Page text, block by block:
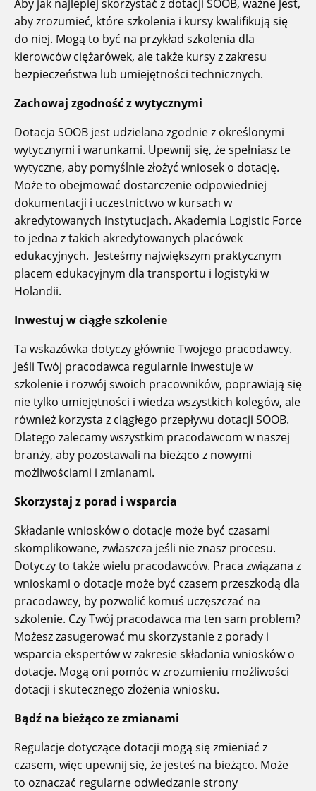
Aby jak najlepiej skorzystać z dotacji SOOB, ważne jest,
aby zrozumieć, które szkolenia i kursy kwalifikują się
do niej. Mogą to być na przykład szkolenia dla
kierowców ciężarówek, ale także kursy z zakresu
bezpieczeństwa lub umiejętności technicznych.
Zachowaj zgodność z wytycznymi
Dotacja SOOB jest udzielana zgodnie z określonymi
wytycznymi i warunkami. Upewnij się, że spełniasz te
wytyczne, aby pomyślnie złożyć wniosek o dotację.
Może to obejmować dostarczenie odpowiedniej
dokumentacji i uczestnictwo w kursach w
akredytowanych instytucjach. Akademia Logistic Force
to jedna z takich akredytowanych placówek
edukacyjnych. Jesteśmy największym praktycznym
placem edukacyjnym dla transportu i logistyki w
Holandii.
Inwestuj w ciągłe szkolenie
Ta wskazówka dotyczy głównie Twojego pracodawcy.
Jeśli Twój pracodawca regularnie inwestuje w
szkolenie i rozwój swoich pracowników, poprawiają się
nie tylko umiejętności i wiedza wszystkich kolegów, ale
również korzysta z ciągłego przepływu dotacji SOOB.
Dlatego zalecamy wszystkim pracodawcom w naszej
branży, aby pozostawali na bieżąco z nowymi
możliwościami i zmianami.
Skorzystaj z porad i wsparcia
Składanie wniosków o dotacje może być czasami
skomplikowane, zwłaszcza jeśli nie znasz procesu.
Dotyczy to także wielu pracodawców. Praca związana z
wnioskami o dotacje może być czasem przeszkodą dla
pracodawcy, by pozwolić komuś uczęszczać na
szkolenie. Czy Twój pracodawca ma ten sam problem?
Możesz zasugerować mu skorzystanie z porady i
wsparcia ekspertów w zakresie składania wniosków o
dotacje. Mogą oni pomóc w zrozumieniu możliwości
dotacji i skutecznego złożenia wniosku.
Bądź na bieżąco ze zmianami
Regulacje dotyczące dotacji mogą się zmieniać z
czasem, więc upewnij się, że jesteś na bieżąco. Może
to oznaczać regularne odwiedzanie strony